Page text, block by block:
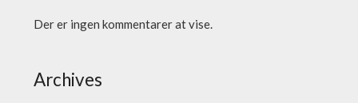
Der er ingen kommentarer at vise.
Archives